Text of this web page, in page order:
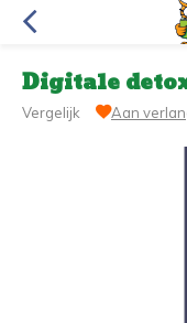
Digitale
Vergelijk Aan